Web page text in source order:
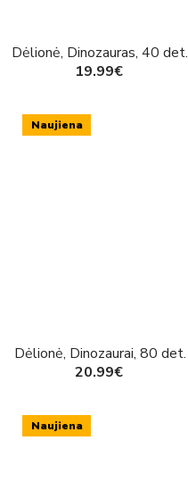
Dėlionė, Dinozauras, 40 det.
19.99€
Naujiena
Dėlionė, Dinozaurai, 80 det.
20.99€
Naujiena